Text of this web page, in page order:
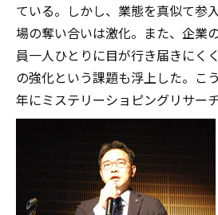
ている。しかし、業態を真似て参
場の奪い合いは激化。また、企業
員一人ひとりに目が行き届きにく
の強化という課題も浮上した。こ
年にミステリーショピングリサー